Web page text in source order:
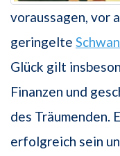
voraussagen, vor
geringelte
Glück gilt
Finanzen und
des Träumenden.
erfolgreich sein